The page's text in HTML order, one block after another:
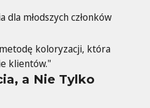
dla młodszych członków
koloryzacji, która
klientów."
a Nie Tylko